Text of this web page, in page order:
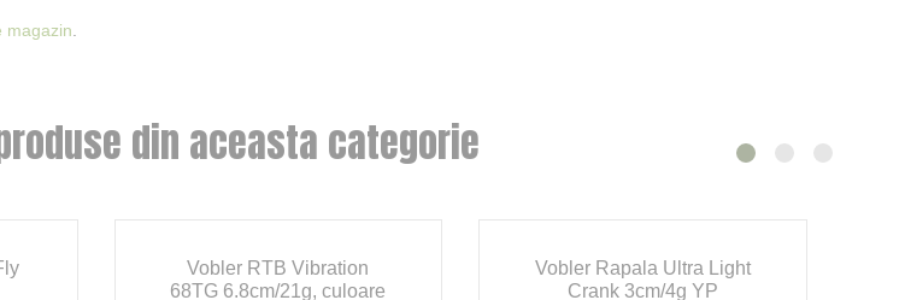
magazin
din aceasta categorie
Vobler RTB Vibration
68TG 6.8cm/21g, culoare
Vobler Rapala Ultra Light
Crank 3cm/4g YP